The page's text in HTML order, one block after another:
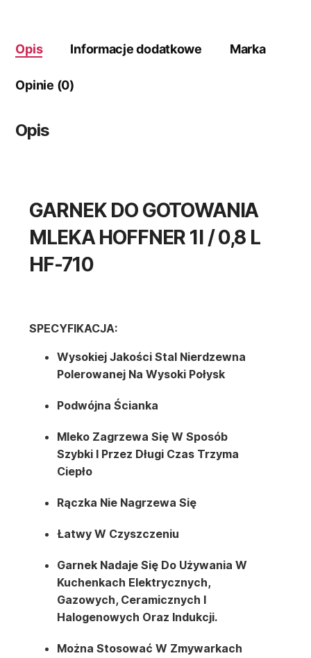
Opis Informacje dodatkowe Marka
Opinie (0)
Opis
GARNEK DO GOTOWANIA
MLEKA HOFFNER 1l / 0,8 L
HF-710
SPECYFIKACJA:
Wysokiej Jakości Stal Nierdzewna
Polerowanej Na Wysoki Połysk
Podwójna Ścianka
Mleko Zagrzewa Się W Sposób
Szybki I Przez Długi Czas Trzyma
Ciepło
Rączka Nie Nagrzewa Się
Łatwy W Czyszczeniu
Garnek Nadaje Się Do Używania W
Kuchenkach Elektrycznych,
Gazowych, Ceramicznych I
Halogenowych Oraz Indukcji.
Można Stosować W Zmywarkach